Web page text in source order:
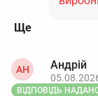
АН Андрій
ВІДПОВІДЬ